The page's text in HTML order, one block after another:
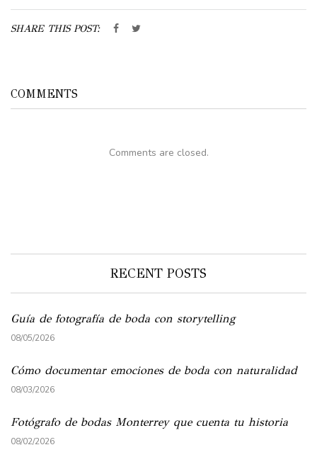
SHARE THIS POST:
COMMENTS
Comments are closed.
RECENT POSTS
Guía de fotografía de boda con storytelling
08/05/2026
Cómo documentar emociones de boda con naturalidad
08/03/2026
Fotógrafo de bodas Monterrey que cuenta tu historia
08/02/2026